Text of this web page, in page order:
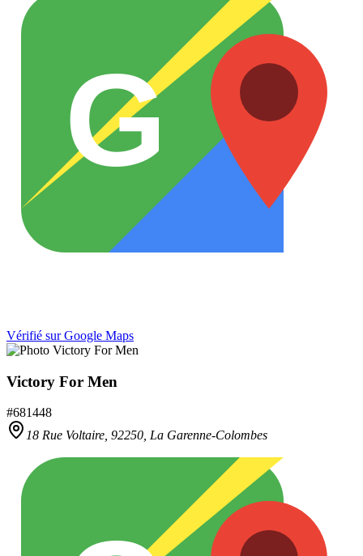
G
Vérifié sur Google Maps
Victory For Men
#681448
18 Rue Voltaire, 92250, La Garenne-Colombes